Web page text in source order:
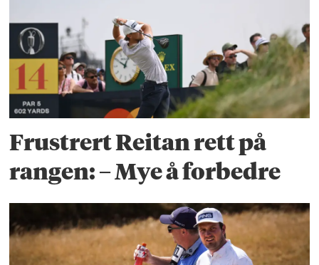
Frustrert Reitan rett på
rangen: – Mye å forbedre